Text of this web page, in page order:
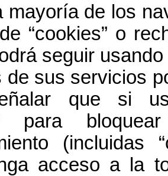
mayoría de los
“cookies” o
seguir
de sus servicios
que si
para
(incluidas
acceso a la